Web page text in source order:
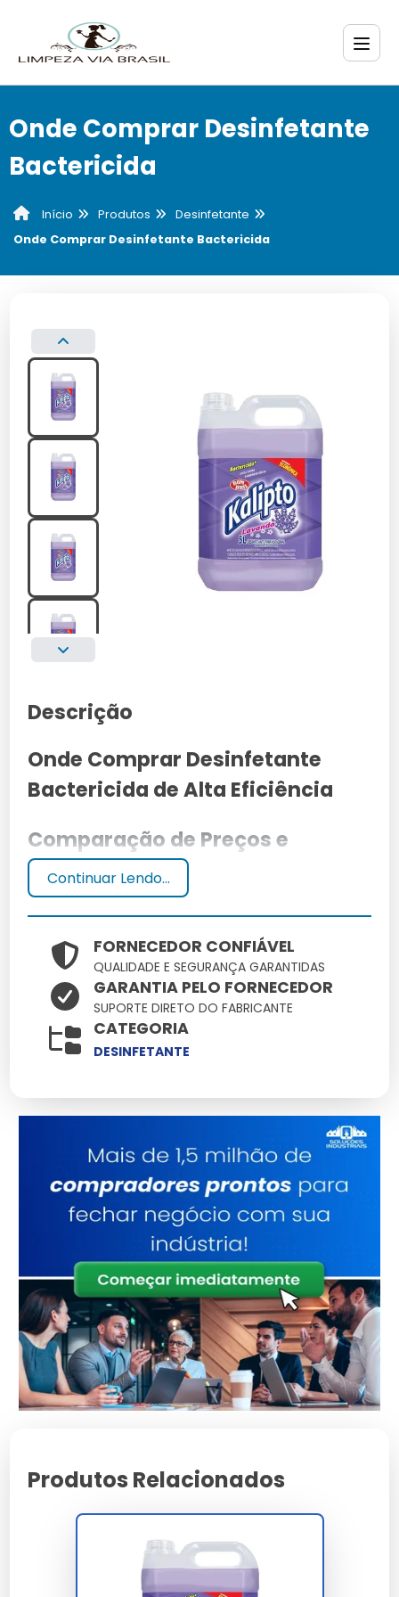
Onde Comprar Desinfetante
Bactericida
Início Produtos
Desinfetante
Onde Comprar Desinfetante Bactericida
Descrição
Onde Comprar Desinfetante
Bactericida de Alta Eficiência
Comparação de Preços e
Ofertas
Ao buscar desinfetante bactericida, é essencial
comparar preços e ofertas para garantir o melhor
custo-benefício. Utilize plataformas como Limpeza
Via Brasil para encontrar as melhores opções.
Principais Marcas Disponíveis
Marcas conceituadas como Veja, Lysoform e OMO
cada uma com suas particularidades em eficácia.
Desinfetante Bactericida
Eficácia na Eliminação de
Desinfetantes bactericidas são eficazes na
eliminação de 99,9% dos germes, proporcionando
ambientes mais seguros.
Ambientes Ideais para Uso
Desinfetante Bactericida
Critérios de Seleção
Continuar Lendo...
FORNECEDOR CONFIÁVEL
QUALIDADE E SEGURANÇA GARANTIDAS
GARANTIA PELO FORNECEDOR
SUPORTE DIRETO DO FABRICANTE
CATEGORIA
DESINFETANTE
Produtos Relacionados